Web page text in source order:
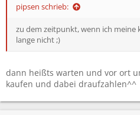
pipsen schrieb:
zu dem zeitpunkt, wenn ich meine
lange nicht ;)
dann heißts warten und vor ort
kaufen und dabei draufzahlen^^